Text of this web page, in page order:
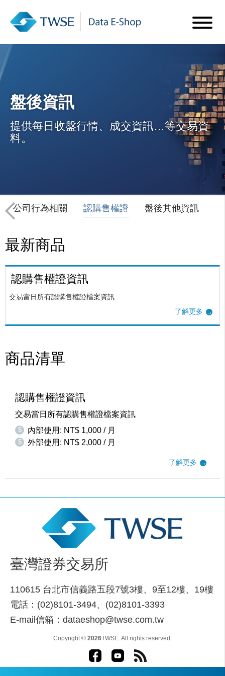
盤後資訊
提供每日收盤行情、成交資訊…等交易資
料。
公司行為相關 認購售權證 盤後其他資訊
最新商品
認購售權證資訊
交易當日所有認購售權證檔案資訊
了解更多
商品清單
認購售權證資訊
交易當日所有認購售權證檔案資訊
$ 內部使用: NT$ 1,000 / 月
$ 外部使用: NT$ 2,000 / 月
了解更多
臺灣證券交易所
110615 台北市信義路五段7號3樓、9至12樓、19樓
電話：(02)8101-3494、(02)8101-3393
E-mail信箱：dataeshop@twse.com.tw
Copyright © 2026TWSE. All rights reserved.